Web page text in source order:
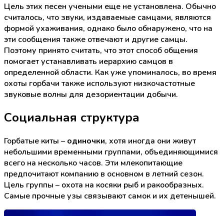
Цель этих песен учеными еще не установлена. Обычно
считалось, что звуки, издаваемые самцами, являются
формой ухаживания, однако было обнаружено, что на
эти сообщения также отвечают и другие самцы.
Поэтому принято считать, что этот способ общения
помогает устанавливать иерархию самцов в
определенной области. Как уже упоминалось, во время
охоты горбачи также используют низкочастотные
звуковые волны для дезориентации добычи.
Социальная структура
Горбатые киты – одиночки, хотя иногда они живут
небольшими временными группами, объединяющимися
всего на несколько часов. Эти млекопитающие
предпочитают компанию в основном в летний сезон.
Цель группы – охота на косяки рыб и ракообразных.
Самые прочные узы связывают самок и их детенышей.